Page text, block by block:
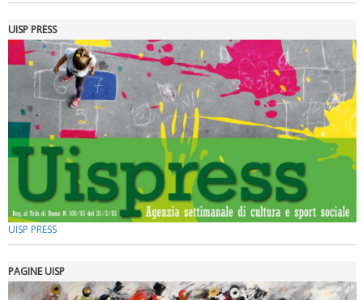
Tiziano Pesce a Radio InBlu2000 traccia il bilancio della stagione
UISP PRESS
UISP PRESS
PAGINE UISP